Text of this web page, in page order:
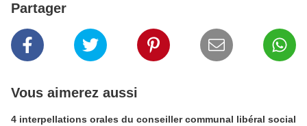
Partager
Vous aimerez aussi
4 interpellations orales du conseiller communal libéral social